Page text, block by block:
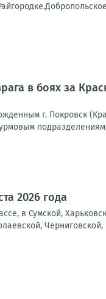
в боях за
г. Покровск
подразделениям
2026 года
в Сумской,
Черниговской,